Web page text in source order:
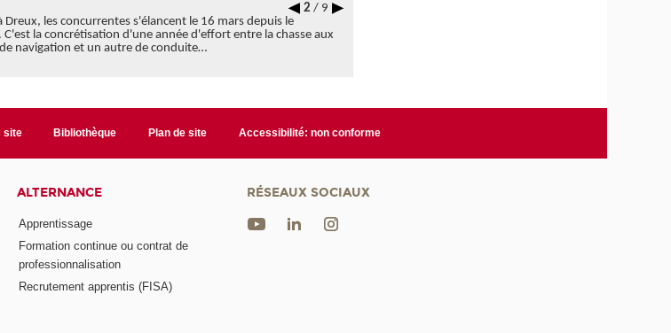
2 / 9
les concurrentes s'élancent le 16 mars depuis le
la concrétisation d'une année d'effort entre la chasse aux
navigation et un autre de conduite…
site Bibliothèque Plan de site Accessibilité: non conforme
ALTERNANCE
Apprentissage
Formation continue ou contrat de
professionnalisation
Recrutement apprentis (FISA)
RÉSEAUX SOCIAUX